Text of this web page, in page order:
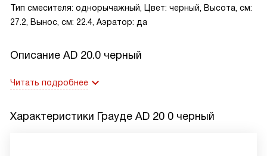
Тип смесителя: однорычажный, Цвет: черный, Высота, см:
27.2, Вынос, см: 22.4, Аэратор: да
Описание AD 20.0 черный
Читать подробнее
Характеристики Грауде AD 20 0 черный